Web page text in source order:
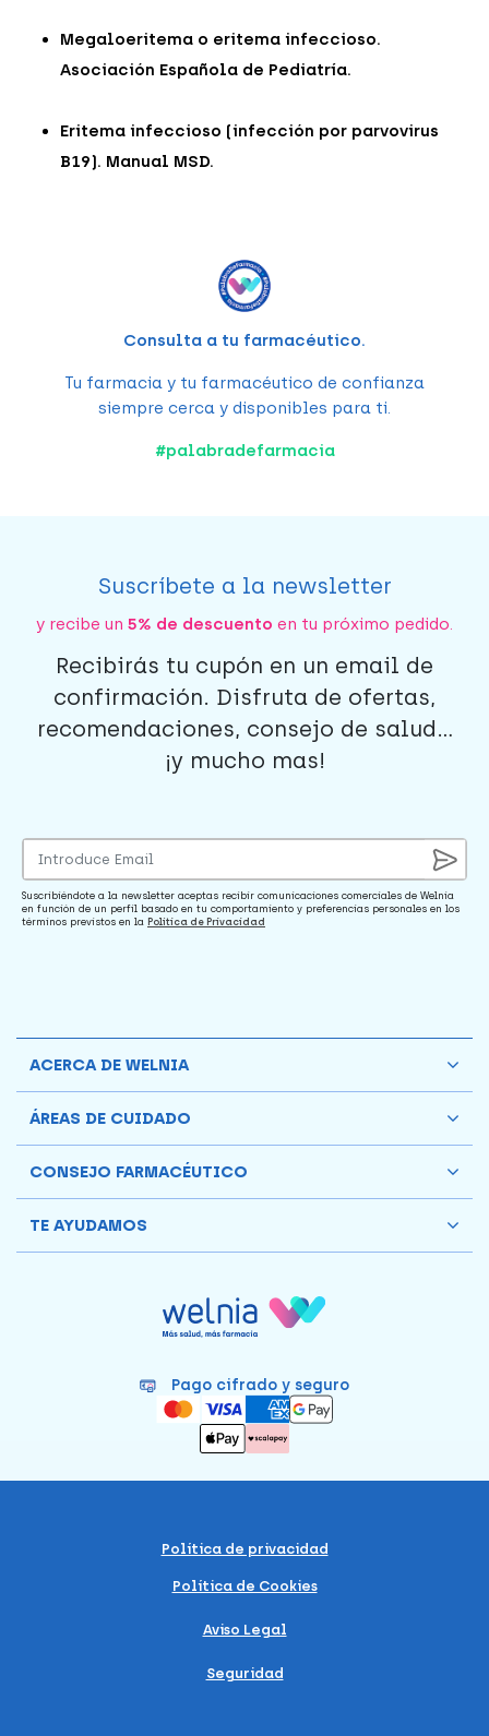
Megaloeritema o eritema infeccioso.
Asociación Española de Pediatría.
Eritema infeccioso (infección por parvovirus
B19). Manual MSD.
Consulta a tu farmacéutico.
Tu farmacia y tu farmacéutico de confianza
siempre cerca y disponibles para ti.
#palabradefarmacia
Suscríbete a la newsletter
y recibe un 5% de descuento en tu próximo pedido.
Recibirás tu cupón en un email de
confirmación. Disfruta de ofertas,
recomendaciones, consejo de salud...
¡y mucho mas!
Suscribiéndote a la newsletter aceptas recibir comunicaciones comerciales de Welnia
en función de un perfil basado en tu comportamiento y preferencias personales en los
términos previstos en la Política de Privacidad
Pago cifrado y seguro
ACERCA DE WELNIA
ÁREAS DE CUIDADO
CONSEJO FARMACÉUTICO
TE AYUDAMOS
Política de privacidad
Política de Cookies
Aviso Legal
Seguridad